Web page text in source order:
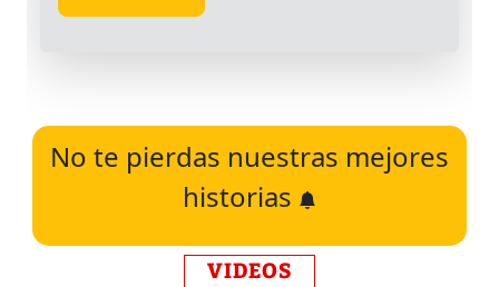
No te pierdas nuestras mejores
historias
VIDEOS